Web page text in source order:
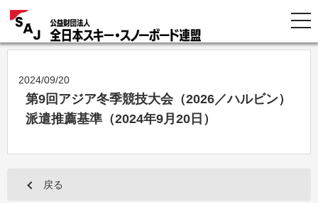
2024/09/20
第9回アジア冬季競技大会（2026／ハルビン）
派遣推薦基準（2024年9月20日）
戻る